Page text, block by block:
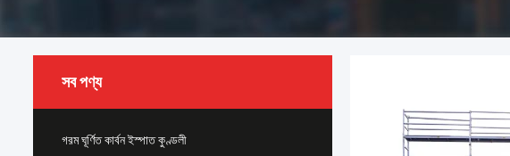
সব পণ্য
গরম ঘূর্ণিত কার্বন ইস্পাত কুণ্ডলী